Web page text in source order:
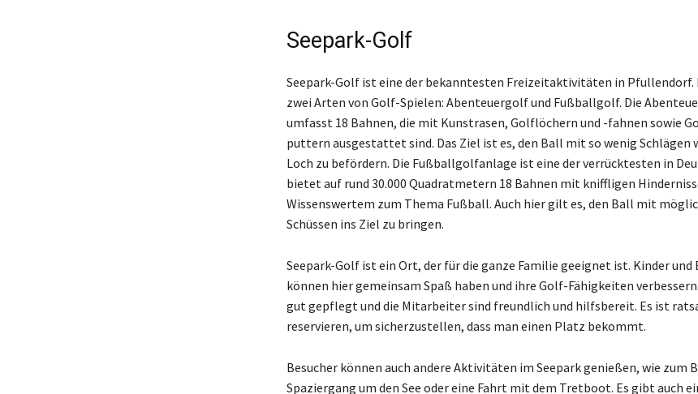
Seepark-Golf
Seepark-Golf ist eine der bekanntesten Freizeitaktivitäten in Pfullendorf.
zwei Arten von Golf-Spielen: Abenteuergolf und Fußballgolf. Die
umfasst 18 Bahnen, die mit Kunstrasen, Golflöchern und -fahnen sowie
puttern ausgestattet sind. Das Ziel ist es, den Ball mit so wenig Schlägen
Loch zu befördern. Die Fußballgolfanlage ist eine der verrücktesten in
bietet auf rund 30.000 Quadratmetern 18 Bahnen mit kniffligen
Wissenswertem zum Thema Fußball. Auch hier gilt es, den Ball mit
Schüssen ins Ziel zu bringen.
Seepark-Golf ist ein Ort, der für die ganze Familie geeignet ist. Kinder und
können hier gemeinsam Spaß haben und ihre Golf-Fähigkeiten
gut gepflegt und die Mitarbeiter sind freundlich und hilfsbereit. Es ist
reservieren, um sicherzustellen, dass man einen Platz bekommt.
Besucher können auch andere Aktivitäten im Seepark genießen, wie zum
Spaziergang um den See oder eine Fahrt mit dem Tretboot. Es gibt auch